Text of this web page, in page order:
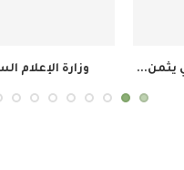
الإعلام السعودية تنال درع